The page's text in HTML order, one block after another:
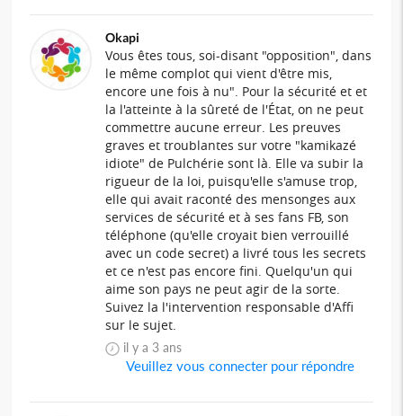
Okapi
Vous êtes tous, soi-disant "opposition", dans
le même complot qui vient d'être mis,
encore une fois à nu". Pour la sécurité et et
la l'atteinte à la sûreté de l'État, on ne peut
commettre aucune erreur. Les preuves
graves et troublantes sur votre "kamikazé
idiote" de Pulchérie sont là. Elle va subir la
rigueur de la loi, puisqu'elle s'amuse trop,
elle qui avait raconté des mensonges aux
services de sécurité et à ses fans FB, son
téléphone (qu'elle croyait bien verrouillé
avec un code secret) a livré tous les secrets
et ce n'est pas encore fini. Quelqu'un qui
aime son pays ne peut agir de la sorte.
Suivez la l'intervention responsable d'Affi
sur le sujet.
il y a 3 ans
Veuillez vous connecter pour répondre